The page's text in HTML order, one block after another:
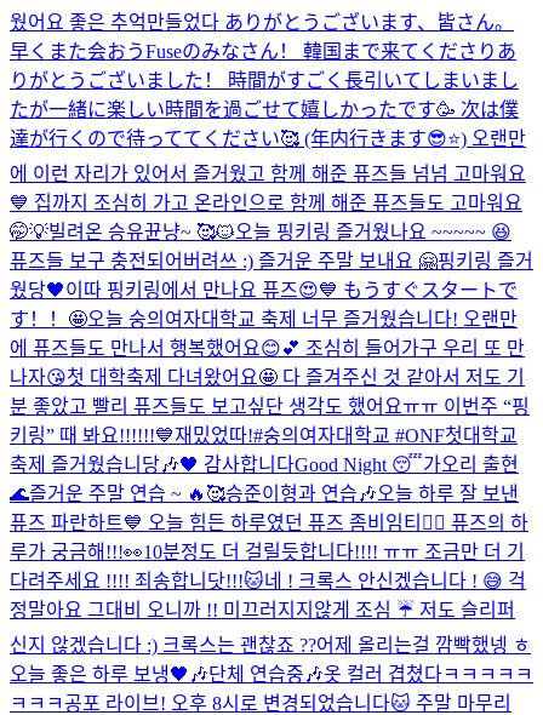
웠어요 좋은 추억만들었다 ありがとうございます、皆さん。
早くまた会おうFuseのみなさん！ 韓国まで来てくださりあ
りがとうございました！ 時間がすごく長引いてしまいまし
たが一緒に楽しい時間を過ごせて嬉しかったです🥳 次は僕
達が行くので待っててください🥰 (年内行きます😎⭐️) 오랜만
에 이런 자리가 있어서 즐거웠고 함께 해준 퓨즈들 넘넘 고마워요
💙 집까지 조심히 가고 온라인으로 함께 해준 퓨즈들도 고마워요
🤭💡빌려온 승유뀬냥~ 🥰🐱오늘 핑키링 즐거웠나요 ~~~~~ 😆
퓨즈들 보구 충전되어버려쓰 :) 즐거운 주말 보내요 🤗핑키링 즐거
웠당🖤이따 핑키링에서 만나요 퓨즈😍💙 もうすぐスタートで
す！！🤩오늘 숭의여자대학교 축제 너무 즐거웠습니다! 오랜만
에 퓨즈들도 만나서 행복했어요😊💕 조심히 들어가구 우리 또 만
나자😘첫 대학축제 다녀왔어요🤩 다 즐겨주신 것 같아서 저도 기
분 좋았고 빨리 퓨즈들도 보고싶단 생각도 했어요ㅠㅠ 이번주 “핑
키링” 때 봐요!!!!!!💙재밌었따!#숭의여자대학교 #ONF첫대학교
축제 즐거웠습니당🎶🖤 감사합니다Good Night 😴가오리 출현
🌊즐거운 주말 연습 ~ 🔥🥰승준이형과 연습🎶오늘 하루 잘 보낸
퓨즈 파란하트💙 오늘 힘든 하루였던 퓨즈 좀비임티🧟‍♂️ 퓨즈의 하
루가 궁금해!!!👀10분정도 더 걸릴듯합니다!!!! ㅠㅠ 조금만 더 기
다려주세요 !!!! 죄송합니닷!!!🐱네 ! 크록스 안신겠습니다 ! 😅 걱
정말아요 그대 비 오니까 !! 미끄러지지않게 조심 ☔️ 저도 슬리퍼
신지 않겠습니다 :) 크록스는 괜찮죠 ??어제 올리는걸 깜빡했넹 ㅎ
오늘 좋은 하루 보냉🖤🎶단체 연습중🎶옷 컬러 겹쳤다ㅋㅋㅋㅋㅋ
ㅋㅋㅋ공포 라이브! 오후 8시로 변경되었습니다🐱 주말 마무리